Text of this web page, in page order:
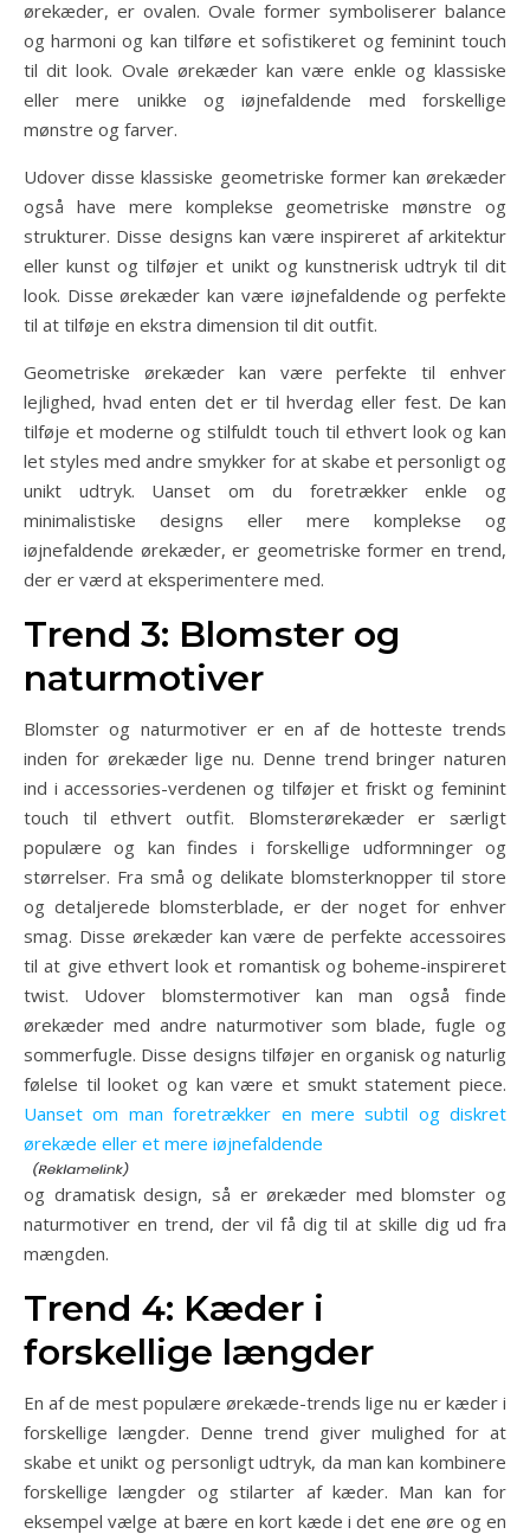
ørekæder, er ovalen. Ovale former symboliserer balance
og harmoni og kan tilføre et sofistikeret og feminint touch
til dit look. Ovale ørekæder kan være enkle og klassiske
eller mere unikke og iøjnefaldende med forskellige
mønstre og farver.
Udover disse klassiske geometriske former kan ørekæder
også have mere komplekse geometriske mønstre og
strukturer. Disse designs kan være inspireret af arkitektur
eller kunst og tilføjer et unikt og kunstnerisk udtryk til dit
look. Disse ørekæder kan være iøjnefaldende og perfekte
til at tilføje en ekstra dimension til dit outfit.
Geometriske ørekæder kan være perfekte til enhver
lejlighed, hvad enten det er til hverdag eller fest. De kan
tilføje et moderne og stilfuldt touch til ethvert look og kan
let styles med andre smykker for at skabe et personligt og
unikt udtryk. Uanset om du foretrækker enkle og
minimalistiske designs eller mere komplekse og
iøjnefaldende ørekæder, er geometriske former en trend,
der er værd at eksperimentere med.
Trend 3: Blomster og
naturmotiver
Blomster og naturmotiver er en af de hotteste trends
inden for ørekæder lige nu. Denne trend bringer naturen
ind i accessories-verdenen og tilføjer et friskt og feminint
touch til ethvert outfit. Blomsterørekæder er særligt
populære og kan findes i forskellige udformninger og
størrelser. Fra små og delikate blomsterknopper til store
og detaljerede blomsterblade, er der noget for enhver
smag. Disse ørekæder kan være de perfekte accessoires
til at give ethvert look et romantisk og boheme-inspireret
twist. Udover blomstermotiver kan man også finde
ørekæder med andre naturmotiver som blade, fugle og
sommerfugle. Disse designs tilføjer en organisk og naturlig
følelse til looket og kan være et smukt statement piece.
Uanset om man foretrækker en mere subtil og diskret
ørekæde eller et mere iøjnefaldende
og dramatisk design, så er ørekæder med blomster og
naturmotiver en trend, der vil få dig til at skille dig ud fra
mængden.
Trend 4: Kæder i
forskellige længder
En af de mest populære ørekæde-trends lige nu er kæder i
forskellige længder. Denne trend giver mulighed for at
skabe et unikt og personligt udtryk, da man kan kombinere
forskellige længder og stilarter af kæder. Man kan for
eksempel vælge at bære en kort kæde i det ene øre og en